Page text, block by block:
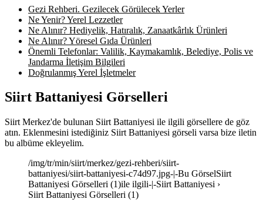
Gezi Rehberi. Gezilecek Görülecek Yerler
Ne Yenir? Yerel Lezzetler
Ne Alınır? Hediyelik, Hatıralık, Zanaatkârlık Ürünleri
Ne Alınır? Yöresel Gıda Ürünleri
Önemli Telefonlar: Valilik, Kaymakamlık, Belediye, Polis ve
Jandarma İletişim Bilgileri
Doğrulanmış Yerel İşletmeler
Siirt Battaniyesi Görselleri
Siirt Merkez'de bulunan Siirt Battaniyesi ile ilgili görsellere de göz
atın. Eklenmesini istediğiniz Siirt Battaniyesi görseli varsa bize iletin
bu albüme ekleyelim.
/img/tr/min/siirt/merkez/gezi-rehberi/siirt-
battaniyesi/siirt-battaniyesi-c74d97.jpg-|-Bu GörselSiirt
Battaniyesi Görselleri (1)ile ilgili-|-Siirt Battaniyesi ›
Siirt Battaniyesi Görselleri (1)